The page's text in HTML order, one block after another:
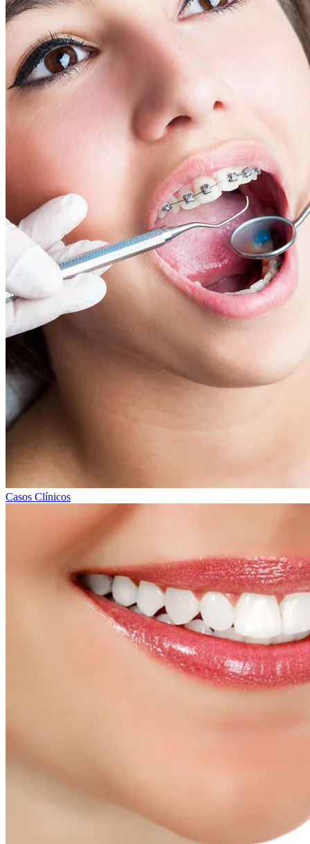
Casos Clínicos